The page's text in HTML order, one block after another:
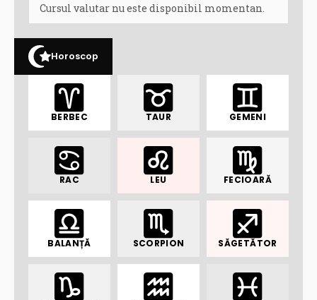
Cursul valutar nu este disponibil momentan.
Horoscop
BERBEC TAUR GEMENI
RAC LEU FECIOARĂ
BALANȚĂ SCORPION SĂGETĂTOR